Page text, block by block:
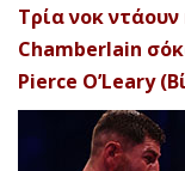
Τρία νοκ
Chamberlain
Pierce O’Leary